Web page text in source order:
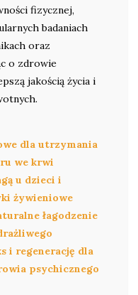
fizycznej,
badaniach
oraz
o zdrowie
jakością życia i
dla utrzymania
we krwi
u dzieci i
żywieniowe
łagodzenie
i regenerację dla
psychicznego